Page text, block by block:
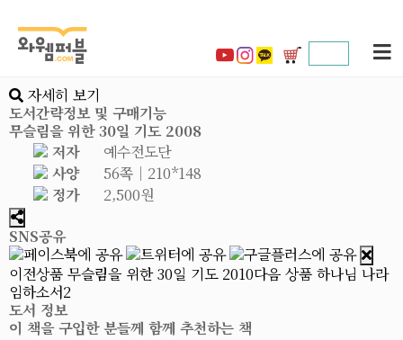
자세히 보기
도서간략정보 및 구매기능
무슬림을 위한 30일 기도 2008
저자
예수전도단
사양
56쪽│210*148
정가
2,500원
SNS공유
이전상품 무슬림을 위한 30일 기도 2010다음 상품 하나님 나라
임하소서2
도서 정보
이 책을 구입한 분들께 함께 추천하는 책